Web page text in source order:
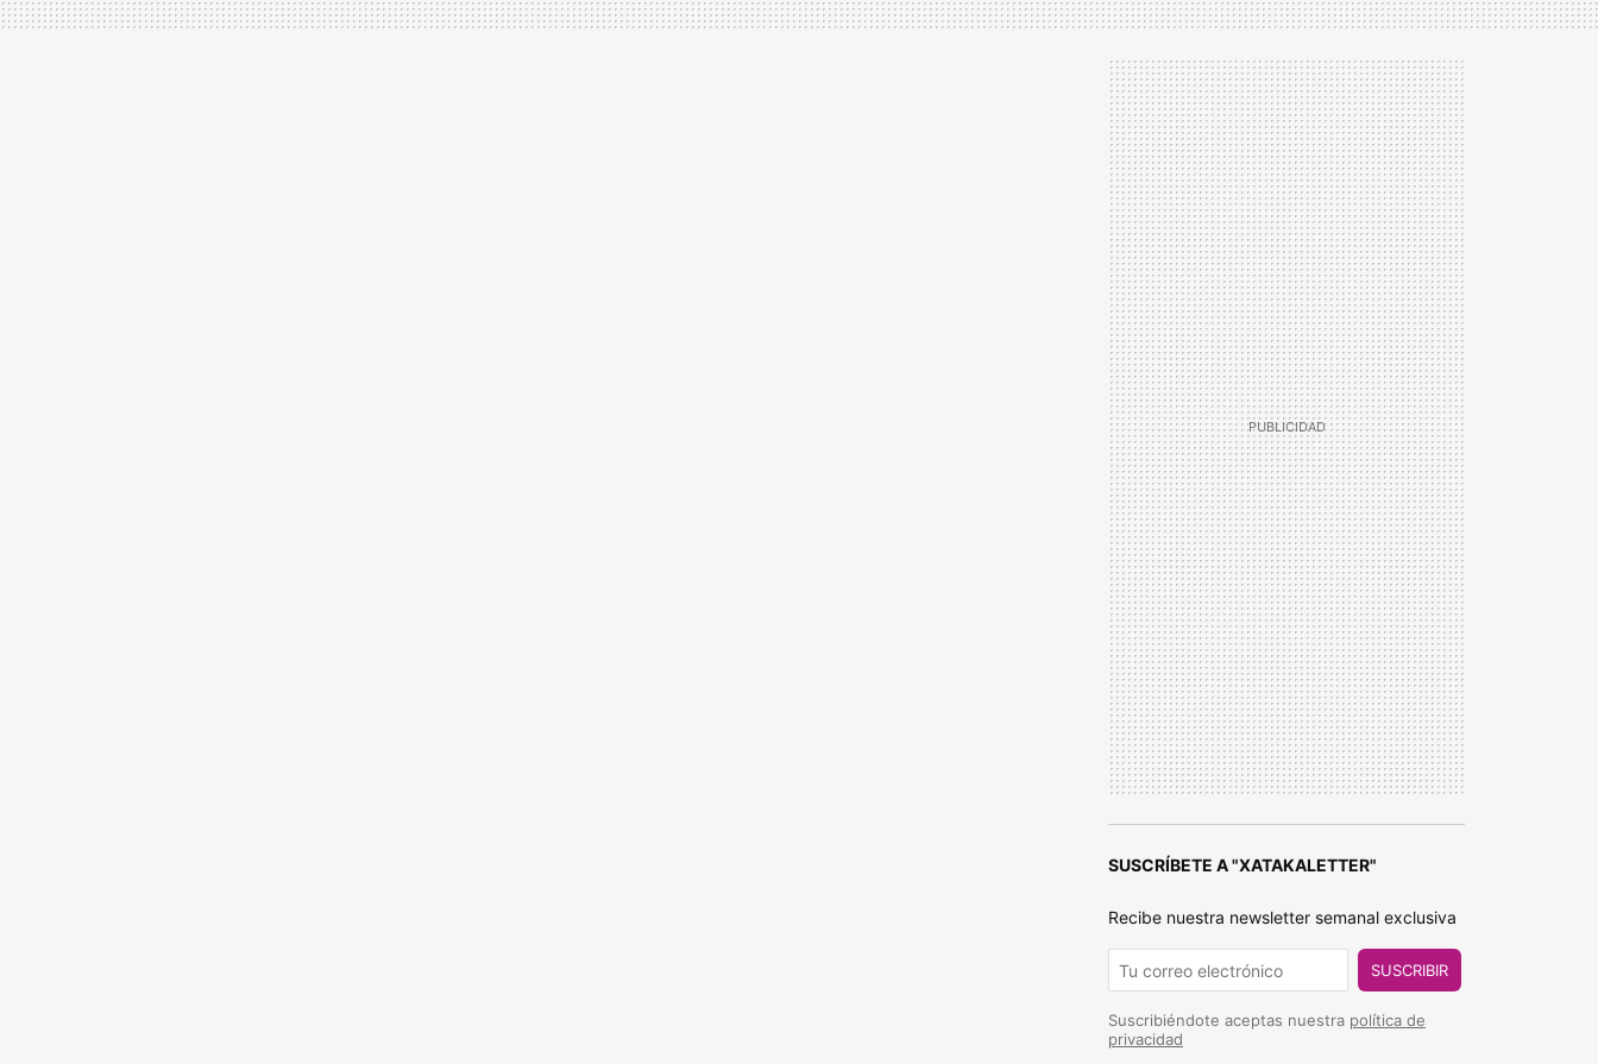
SUSCRÍBETE A "XATAKALETTER"
Recibe nuestra newsletter semanal exclusiva
SUSCRIBIR
Suscribiéndote aceptas nuestra política de
privacidad